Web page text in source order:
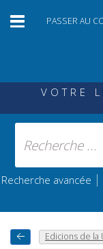
PASSER AU
VOTRE
Recherche avancée |
Edicions de la